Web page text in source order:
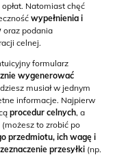
Natomiast chęć
wypełnienia i
oraz podania
celnej.
formularz
wygenerować
musiał w jednym
informacje. Najpierw
procedur celnych, a
(możesz to zrobić po
przedmiotu, ich wagę i
przesyłki (np.